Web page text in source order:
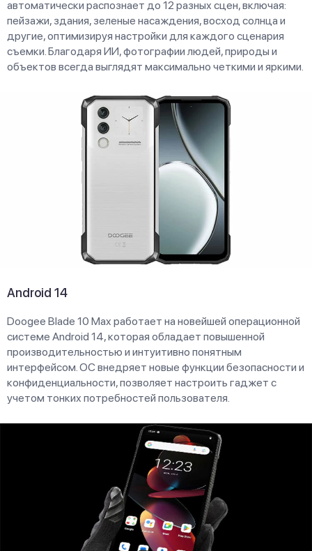
автоматически распознает до 12 разных сцен, включая:
пейзажи, здания, зеленые насаждения, восход солнца и
другие, оптимизируя настройки для каждого сценария
съемки. Благодаря ИИ, фотографии людей, природы и
объектов всегда выглядят максимально четкими и яркими.
Android 14
Doogee Blade 10 Max работает на новейшей операционной
системе Android 14, которая обладает повышенной
производительностью и интуитивно понятным
интерфейсом. ОС внедряет новые функции безопасности и
конфиденциальности, позволяет настроить гаджет с
учетом тонких потребностей пользователя.